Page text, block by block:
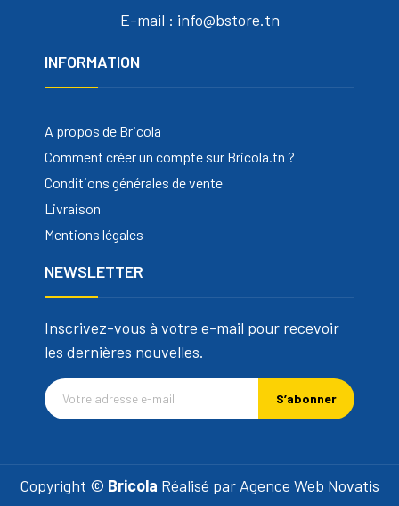
E-mail : info@bstore.tn
INFORMATION
A propos de Bricola
Comment créer un compte sur Bricola.tn ?
Conditions générales de vente
Livraison
Mentions légales
NEWSLETTER
Inscrivez-vous à votre e-mail pour recevoir
les dernières nouvelles.
S’abonner
Copyright © Bricola Réalisé par Agence Web Novatis